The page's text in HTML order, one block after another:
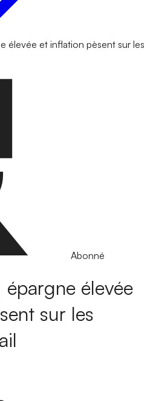
élevée et inflation pèsent sur les
Abonné
élevée
sur les